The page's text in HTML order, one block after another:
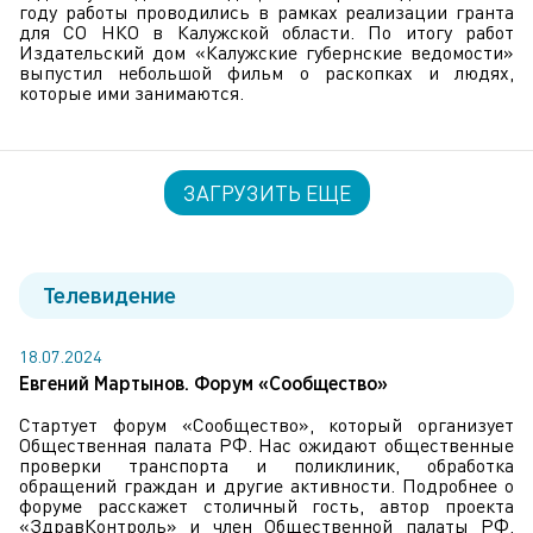
году работы проводились в рамках реализации гранта
для СО НКО в Калужской области. По итогу работ
Издательский дом «Калужские губернские ведомости»
выпустил небольшой фильм о раскопках и людях,
которые ими занимаются.
ЗАГРУЗИТЬ ЕЩЕ
Телевидение
18.07.2024
Евгений Мартынов. Форум «Сообщество»
Стартует форум «Сообщество», который организует
Общественная палата РФ. Нас ожидают общественные
проверки транспорта и поликлиник, обработка
обращений граждан и другие активности. Подробнее о
форуме расскажет столичный гость, автор проекта
«ЗдравКонтроль» и член Общественной палаты РФ.